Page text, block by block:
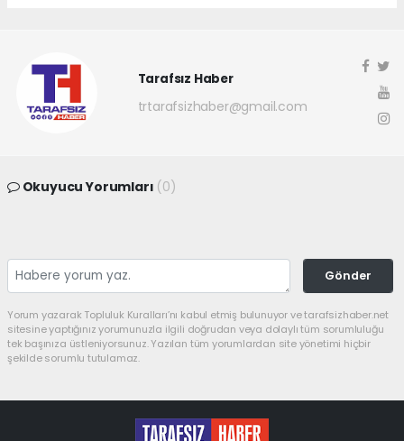
Tarafsız Haber
trtarafsizhaber@gmail.com
Okuyucu Yorumları (0)
Gönder
Yorum yazarak Topluluk Kuralları’nı kabul etmiş bulunuyor ve tarafsizhaber.net
sitesine yaptığınız yorumunuzla ilgili doğrudan veya dolaylı tüm sorumluluğu
tek başınıza üstleniyorsunuz. Yazılan tüm yorumlardan site yönetimi hiçbir
şekilde sorumlu tutulamaz.